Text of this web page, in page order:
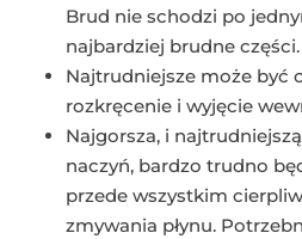
Brud nie schodzi po
najbardziej brudne części.
Najtrudniejsze może być
rozkręcenie i wyjęcie
Najgorsza, i
naczyń, bardzo trudno
przede wszystkim
zmywania płynu.